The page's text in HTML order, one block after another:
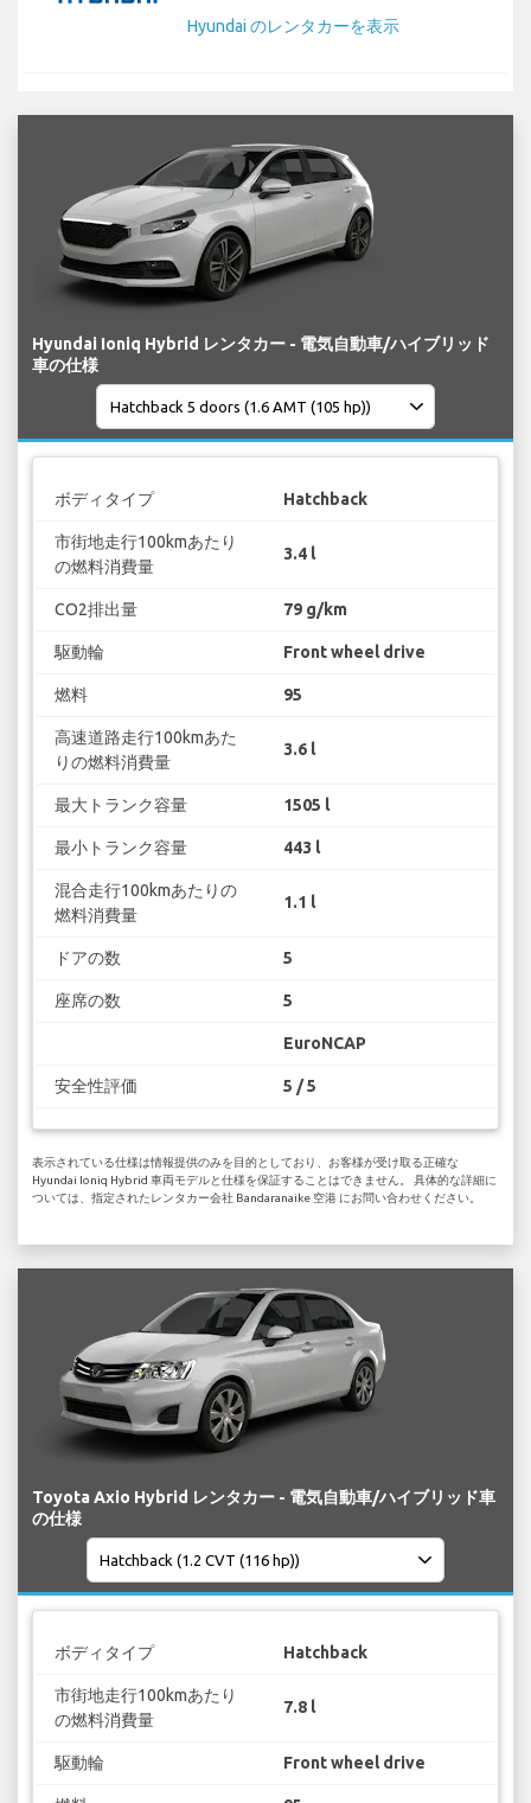
Hyundai のレンタカーを表示
Hyundai Ioniq Hybrid レンタカー - 電気自動車/ハイブリッド
車の仕様
ボディタイプ Hatchback
市街地走行100kmあたり
の燃料消費量
3.4 l
CO2排出量 79 g/km
駆動輪 Front wheel drive
燃料 95
高速道路走行100kmあた
りの燃料消費量
3.6 l
最大トランク容量 1505 l
最小トランク容量 443 l
混合走行100kmあたりの
燃料消費量
1.1 l
ドアの数 5
座席の数 5
EuroNCAP
安全性評価 5 / 5
表示されている仕様は情報提供のみを目的としており、お客様が受け取る正確な
Hyundai Ioniq Hybrid 車両モデルと仕様を保証することはできません。 具体的な詳細に
ついては、指定されたレンタカー会社 Bandaranaike 空港 にお問い合わせください。
Toyota Axio Hybrid レンタカー - 電気自動車/ハイブリッド車
の仕様
ボディタイプ Hatchback
市街地走行100kmあたり
の燃料消費量
7.8 l
駆動輪 Front wheel drive